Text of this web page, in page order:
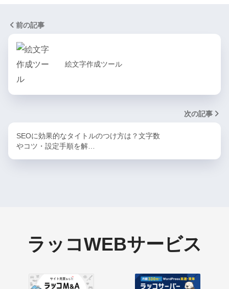
前の記事
絵文字作成ツール
次の記事
SEOに効果的なタイトルのつけ方は？文字数
やコツ・設定手順を解…
ラッコWEBサービス